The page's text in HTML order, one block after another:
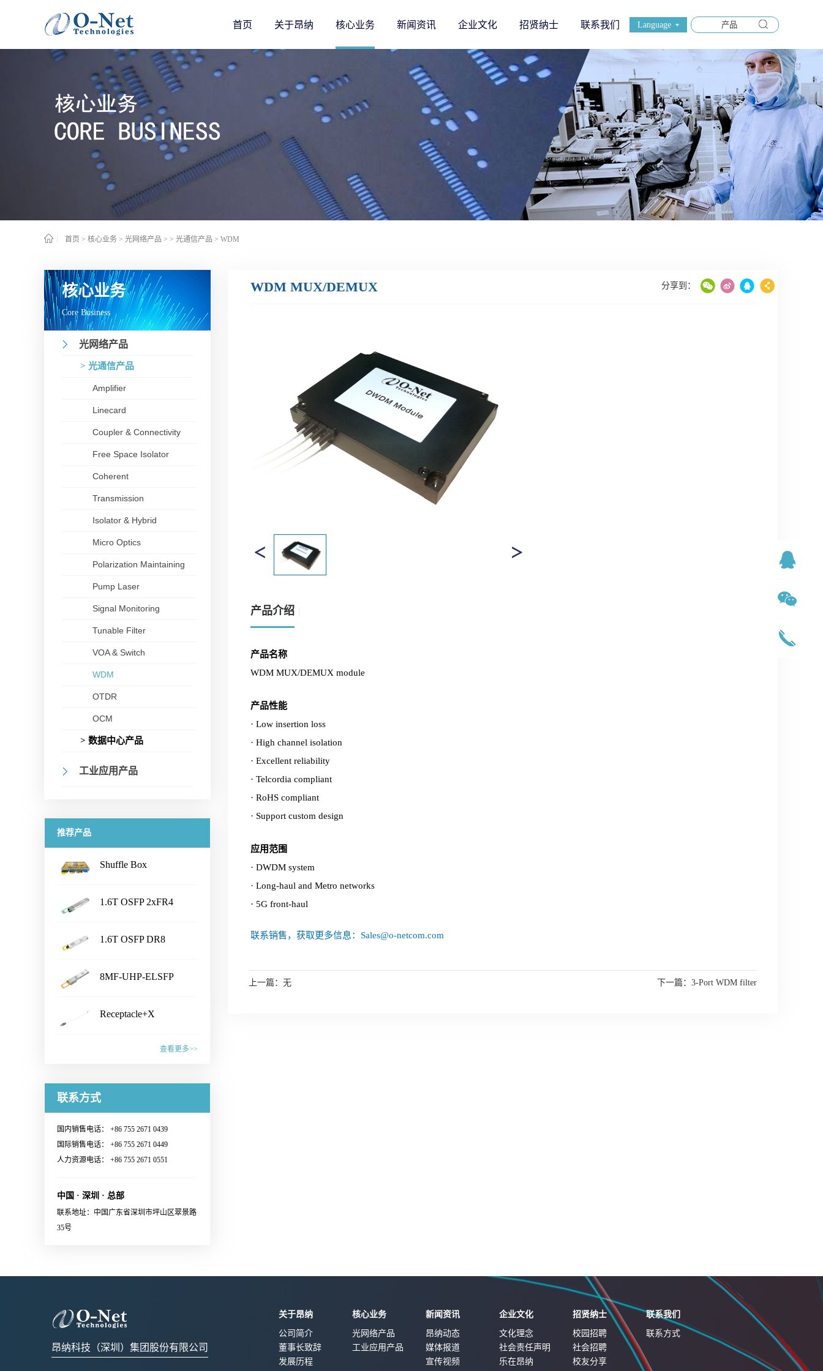
Language
首页 关于昂纳 核心业务 新闻资讯 企业文化 招贤纳士 联系我们
首页 > 核心业务 > 光网络产品 > > 光通信产品 > WDM
核心业务
Core Business
光网络产品
> 光通信产品
Amplifier
Linecard
Coupler & Connectivity
Free Space Isolator
Coherent
Transmission
Isolator & Hybrid
Micro Optics
Polarization Maintaining
Pump Laser
Signal Monitoring
Tunable Filter
VOA & Switch
WDM
OTDR
OCM
> 数据中心产品
工业应用产品
推荐产品
Shuffle Box
Chassis Size：1U/2U/3U/4U/
LC /CS /SN /MPO /MMC /SN-
with smaller wiring space· Fiber
Aluminum alloy/ Zn-plate/
围· Datacenter· CPO Integrated
Switching System· Ultra-large-
scale AI GPU computing cluster·
High-performance Computing
(HPC) Supercomputing Center联
系销售，获取更多信息：
1.6T OSFP 2xFR4
Transceiver产品特性·
MSA compliant· CMIS5.2
多信息：Sales@o-netcom.com
1.6T OSFP DR8
Transceiver产品特性·
MSA compliant· CMIS 5.2
Dual MPO-12 or MPO-16应用
售，获取更多信息：Sales@o-
netcom.com
8MF-UHP-ELSFP
Continuous Wave (CW) lasers·
channel· Low power
consumption· Build in blind mate
optical and electrical connectors·
connector· System and eye safety
support· Single 3.3V power
Receptacle+X
性· Pull force 1-3N or
customer · Wiggle test comply
with IEC and Cisco
standard· Various types of
· Datacenter · EDFA· Coherent
communication module 联系销
查看更多>>
联系方式
国内销售电话： +86 755 2671 0439
国际销售电话： +86 755 2671 0449
人力资源电话： +86 755 2671 0551
中国 · 深圳 · 总部
联系地址：中国广东省深圳市坪山区翠景路
35号
WDM MUX/DEMUX
产品介绍
产品名称
WDM MUX/DEMUX module
产品性能
· Low insertion loss
· High channel isolation
· Excellent reliability
· Telcordia compliant
· RoHS compliant
· Support custom design
应用范围
· DWDM system
· Long-haul and Metro networks
· 5G front-haul
联系销售，获取更多信息：Sales@o-netcom.com
上一篇：无 下一篇： 3-Port WDM filter
昂纳科技（深圳）集团股份有限公司
关于昂纳
公司简介
董事长致辞
发展历程
核心业务
光网络产品
工业应用产品
新闻资讯
昂纳动态
媒体报道
宣传视频
企业文化
文化理念
社会责任声明
乐在昂纳
招贤纳士
校园招聘
社会招聘
校友分享
联系我们
联系方式